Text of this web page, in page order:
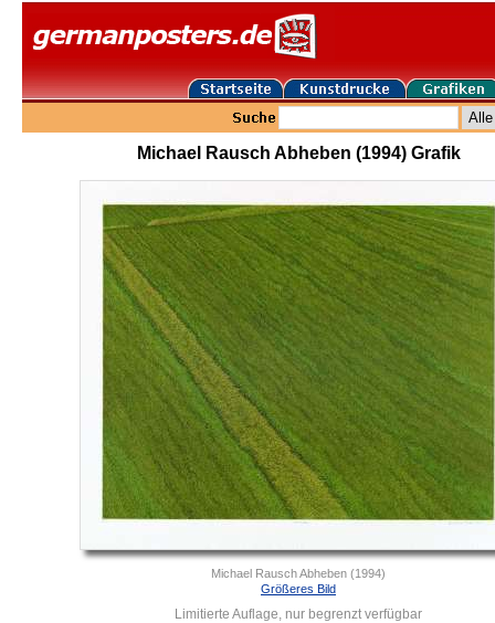
Michael Rausch Abheben (1994) Grafik
Michael Rausch Abheben (1994)
Größeres Bild
Limitierte Auflage, nur begrenzt verfügbar